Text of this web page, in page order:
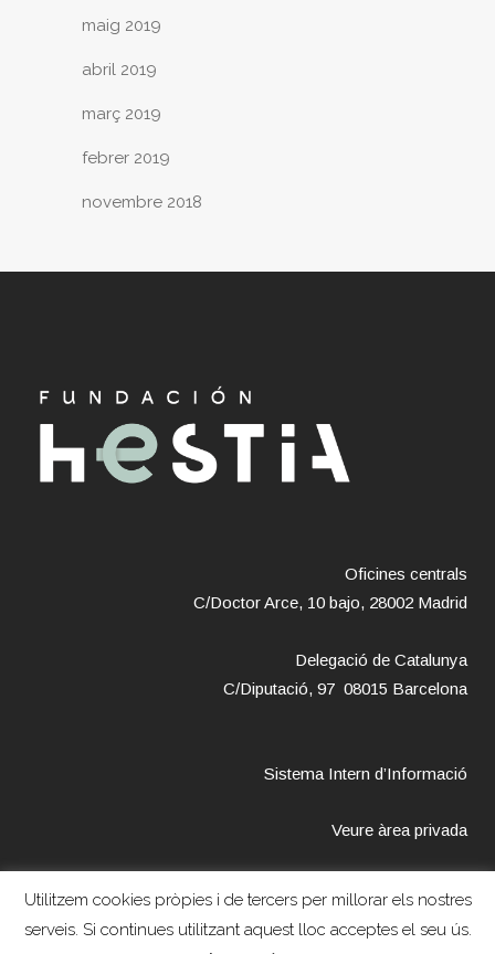
maig 2019
abril 2019
març 2019
febrer 2019
novembre 2018
Oficines centrals
C/Doctor Arce, 10 bajo, 28002 Madrid
Delegació de Catalunya
C/Diputació, 97 08015 Barcelona
Sistema Intern d’Informació
Veure àrea privada
Copyright © 2018 – Fundación Hestia – Avís legal
Utilitzem cookies pròpies i de tercers per millorar els nostres
serveis. Si continues utilitzant aquest lloc acceptes el seu ús.